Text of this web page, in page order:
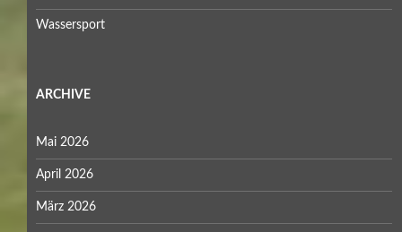
Wassersport
ARCHIVE
Mai 2026
April 2026
März 2026